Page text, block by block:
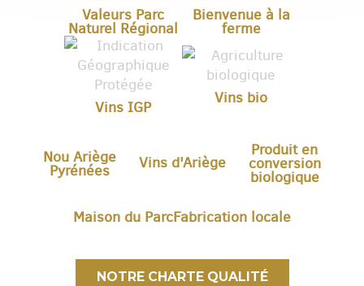
Valeurs Parc
Naturel Régional
Bienvenue à la
ferme
Vins IGP Vins bio
Nou Ariège
Pyrénées Vins d'Ariège
Produit en
conversion
biologique
Maison du ParcFabrication locale
NOTRE CHARTE QUALITÉ